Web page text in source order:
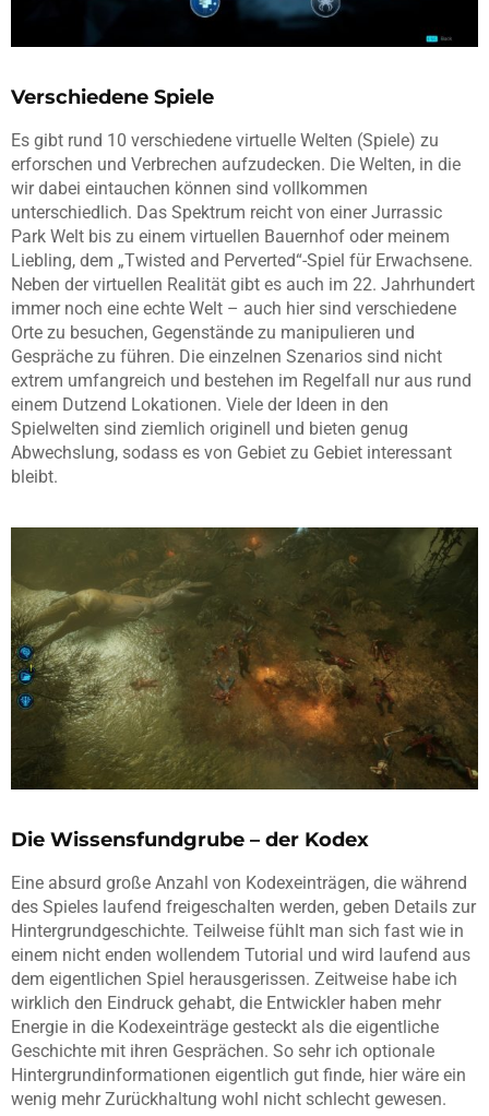
Verschiedene Spiele
Es gibt rund 10 verschiedene virtuelle Welten (Spiele) zu
erforschen und Verbrechen aufzudecken. Die Welten, in die
wir dabei eintauchen können sind vollkommen
unterschiedlich. Das Spektrum reicht von einer Jurrassic
Park Welt bis zu einem virtuellen Bauernhof oder meinem
Liebling, dem „Twisted and Perverted“-Spiel für Erwachsene.
Neben der virtuellen Realität gibt es auch im 22. Jahrhundert
immer noch eine echte Welt – auch hier sind verschiedene
Orte zu besuchen, Gegenstände zu manipulieren und
Gespräche zu führen. Die einzelnen Szenarios sind nicht
extrem umfangreich und bestehen im Regelfall nur aus rund
einem Dutzend Lokationen. Viele der Ideen in den
Spielwelten sind ziemlich originell und bieten genug
Abwechslung, sodass es von Gebiet zu Gebiet interessant
bleibt.
Die Wissensfundgrube – der Kodex
Eine absurd große Anzahl von Kodexeinträgen, die während
des Spieles laufend freigeschalten werden, geben Details zur
Hintergrundgeschichte. Teilweise fühlt man sich fast wie in
einem nicht enden wollendem Tutorial und wird laufend aus
dem eigentlichen Spiel herausgerissen. Zeitweise habe ich
wirklich den Eindruck gehabt, die Entwickler haben mehr
Energie in die Kodexeinträge gesteckt als die eigentliche
Geschichte mit ihren Gesprächen. So sehr ich optionale
Hintergrundinformationen eigentlich gut finde, hier wäre ein
wenig mehr Zurückhaltung wohl nicht schlecht gewesen.